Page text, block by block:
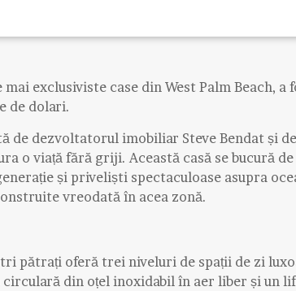
exclusiviste case din West Palm Beach, a
de dolari.
de dezvoltatorul imobiliar Steve Bendat și
o viață fără griji. Această casă se bucură
și priveliști spectaculoase asupra
vreodată în acea zonă.
pătrați oferă trei niveluri de spații de zi
circulară din oțel inoxidabil în aer liber și un